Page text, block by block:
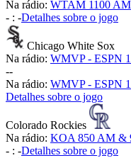
Na rádio: WTAM 1100 AM
- : -Detalhes sobre o jogo
Chicago White Sox
Na rádio: WMVP - ESPN
--
Na rádio: WMVP - ESPN
Detalhes sobre o jogo
Colorado Rockies
Na rádio: KOA 850 AM &
- : -Detalhes sobre o jogo